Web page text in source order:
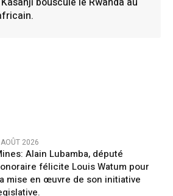
2026
Alain Lubamba, député
félicite Louis Watum pour
mise en œuvre de son initiative